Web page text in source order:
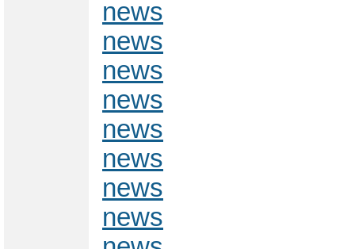
news
news
news
news
news
news
news
news